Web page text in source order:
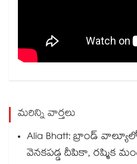
మరిన్ని వార్తలు
Alia Bhatt: బ్రాండ్
వెనకపడ్డ దీపికా, రష్మిక